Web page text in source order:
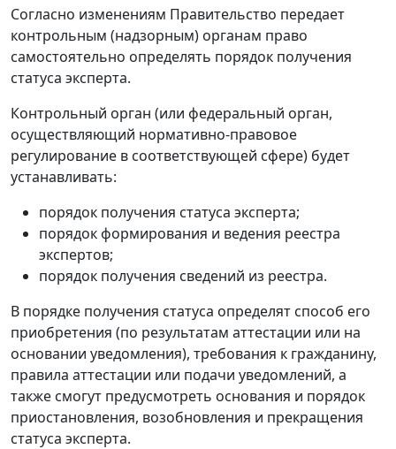
Согласно изменениям Правительство передает
контрольным (надзорным) органам право
самостоятельно определять порядок получения
статуса эксперта.
Контрольный орган (или федеральный орган,
осуществляющий нормативно-правовое
регулирование в соответствующей сфере) будет
устанавливать:
порядок получения статуса эксперта;
порядок формирования и ведения реестра
экспертов;
порядок получения сведений из реестра.
В порядке получения статуса определят способ его
приобретения (по результатам аттестации или на
основании уведомления), требования к гражданину,
правила аттестации или подачи уведомлений, а
также смогут предусмотреть основания и порядок
приостановления, возобновления и прекращения
статуса эксперта.